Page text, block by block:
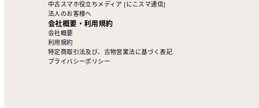
中古スマホ役立ちメディア [にこスマ通信]
法人のお客様へ
会社概要・利用規約
会社概要
利用規約
特定商取引法及び、古物営業法に基づく表記
プライバシーポリシー